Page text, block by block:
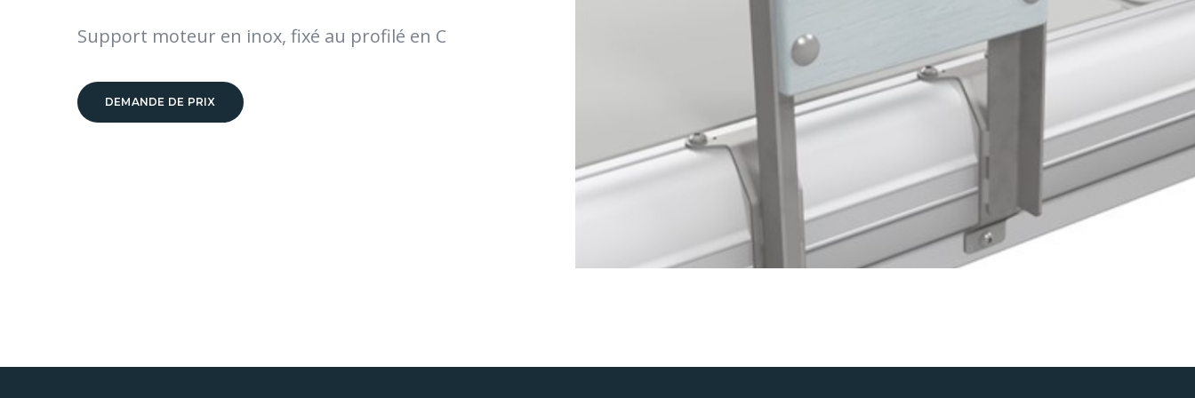
Support moteur en inox, fixé au profilé en C
DEMANDE DE PRIX